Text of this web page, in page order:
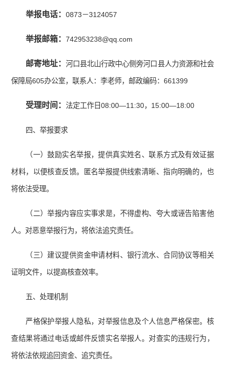
举报电话：0873－3124057
举报邮箱：742953238@qq.com
邮寄地址：河口县北山行政中心侧旁河口县人力资源和社会
保障局605办公室，联系人：李老师，邮政编码：661399
受理时间：法定工作日08:00—11:30，15:00—18:00
四、举报要求
（一）鼓励实名举报，提供真实姓名、联系方式及有效证据
材料，以便核查反馈。匿名举报提供线索清晰、指向明确的，也
将依法受理。
（二）举报内容应实事求是，不得虚构、夸大或诬告陷害他
人。对恶意举报行为，将依法追究责任。
（三）建议提供资金申请材料、银行流水、合同协议等相关
证明文件，以提高核查效率。
五、处理机制
严格保护举报人隐私，对举报信息及个人信息严格保密。核
查结果将通过电话或邮件反馈实名举报人。对查实的违规行为，
将依法依规追回资金、追究责任。